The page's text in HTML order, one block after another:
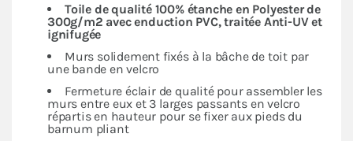
Toile de qualité 100% étanche en Polyester de
300g/m2 avec enduction PVC, traitée Anti-UV et
ignifugée
Murs solidement fixés à la bâche de toit par
une bande en velcro
Fermeture éclair de qualité pour assembler les
murs entre eux et 3 larges passants en velcro
répartis en hauteur pour se fixer aux pieds du
barnum pliant